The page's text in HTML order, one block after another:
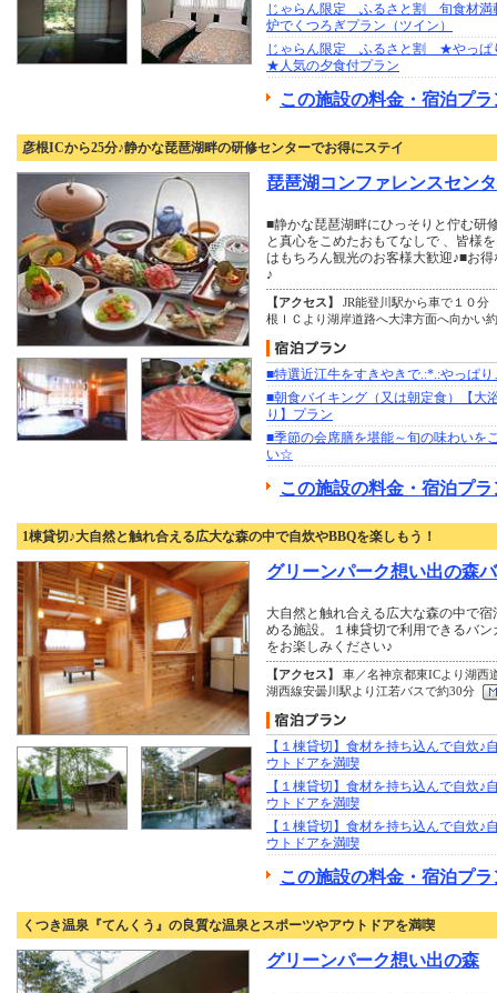
じゃらん限定 ふるさと割 旬食材満
炉でくつろぎプラン（ツイン）
じゃらん限定 ふるさと割 ★やっぱ
★人気の夕食付プラン
この施設の料金・宿泊プ
彦根ICから25分♪静かな琵琶湖畔の研修センターでお得にステイ
琵琶湖コンファレンスセン
■静かな琵琶湖畔にひっそりと佇む研
と真心をこめたおもてなしで 、皆様
はもちろん観光のお客様大歓迎♪■お
♪
【アクセス】
JR能登川駅から車で１０分
根ＩＣより湖岸道路へ大津方面へ向かい
■特選近江牛をすきやきで.:*.:やっぱり
■朝食バイキング（又は朝定食）【大
り】プラン
■季節の会席膳を堪能～旬の味わいを
い☆
この施設の料金・宿泊プ
1棟貸切♪大自然と触れ合える広大な森の中で自炊やBBQを楽しもう！
グリーンパーク想い出の森
大自然と触れ合える広大な森の中で
める施設。１棟貸切で利用できるバ
をお楽しみください♪
【アクセス】
車／名神京都東ICより湖
湖西線安曇川駅より江若バスで約30分
【１棟貸切】食材を持ち込んで自炊♪
ウトドアを満喫
【１棟貸切】食材を持ち込んで自炊♪
ウトドアを満喫
【１棟貸切】食材を持ち込んで自炊♪
ウトドアを満喫
この施設の料金・宿泊プ
くつき温泉『てんくう』の良質な温泉とスポーツやアウトドアを満喫
グリーンパーク想い出の森